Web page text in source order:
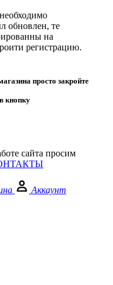
обновлен, те
на
регистрацию.
просто закройте
кнопку
сайта просим
Аккаунт